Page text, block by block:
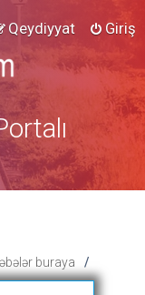
Giriş
Qeydiyyat
buraya